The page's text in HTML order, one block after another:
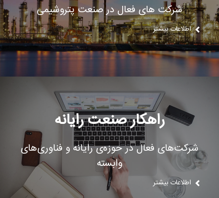
شرکت های فعال در صنعت پتروشیمی
اطلاعات بیشتر
راهکار صنعت رایانه
شرکت‌های فعال در حوزه‌ی رایانه و فناوری‌های
وابسته
اطلاعات بیشتر